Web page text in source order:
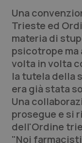
Lettere al
Edizioni
QS Pro
Professionisti
Abruzzo
Basilicata
QS Pro Gold
Artrite &
QS Club
Una
Trieste ed
materia di
psicotrope ma
volta in volta
la tutela della
era già stata
Una
prosegue e si
dell'Ordine
"Noi